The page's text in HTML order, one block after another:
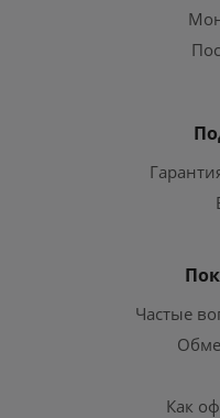
Частые
Как